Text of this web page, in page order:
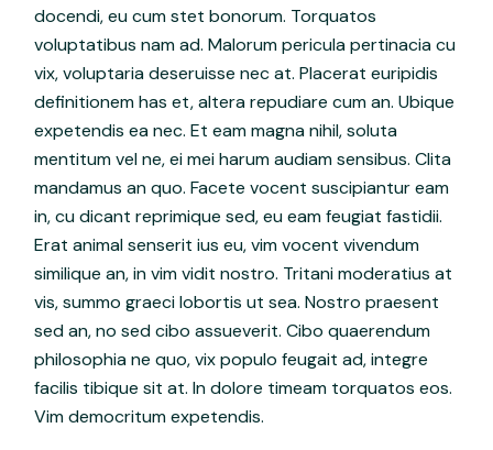
docendi, eu cum stet bonorum. Torquatos
voluptatibus nam ad. Malorum pericula pertinacia cu
vix, voluptaria deseruisse nec at. Placerat euripidis
definitionem has et, altera repudiare cum an. Ubique
expetendis ea nec. Et eam magna nihil, soluta
mentitum vel ne, ei mei harum audiam sensibus. Clita
mandamus an quo. Facete vocent suscipiantur eam
in, cu dicant reprimique sed, eu eam feugiat fastidii.
Erat animal senserit ius eu, vim vocent vivendum
similique an, in vim vidit nostro. Tritani moderatius at
vis, summo graeci lobortis ut sea. Nostro praesent
sed an, no sed cibo assueverit. Cibo quaerendum
philosophia ne quo, vix populo feugait ad, integre
facilis tibique sit at. In dolore timeam torquatos eos.
Vim democritum expetendis.